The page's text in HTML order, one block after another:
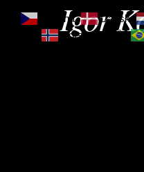
Igor
Čeština‎
Dansk
Norsk bokmål